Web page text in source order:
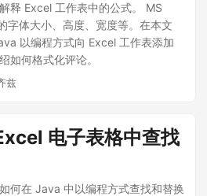
释 Excel 工作表中的公式。 MS
字体大小、高度、宽度等。在本文
以编程方式向 Excel 工作表添加
如何格式化评论。
兹
电子表格中查找
何在 Java 中以编程方式查找和替换